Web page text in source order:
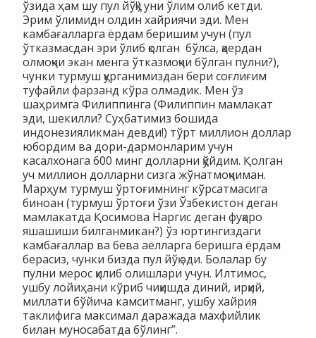
ўзида ҳам шу пул йўқ!) уни ўлим олиб кетди.
Эрим ўлимидн олдин хайриячи эди. Мен
камбағалларга ёрдам беришим учун (пул
ўтказмасдан эри ўлиб қолган бўлса, қаердан
олмоқчи экан менга ўтказмоқчи бўлган пулни?),
чунки турмуш қурганимиздан бери соғлиғим
туфайли фарзанд кўра олмадик. Мен ўз
шаҳримга Филиппинга (Филиппин мамлакат
эди, шекилли? Суҳбатимиз бошида
индонезияликман девди!) тўрт миллион доллар
юбордим ва дори-дармонларим учун
касалхонага 600 минг долларни қўйдим. Қолган
уч миллион долларни сизга жўнатмоқчиман.
Марҳум турмуш ўртоғимнинг кўрсатмасига
биноан (турмуш ўртоғи ўзи Ўзбекистон деган
мамлакатда Қосимова Наргис деган фуқаро
яшашиши билганмикан?) ўз юртингиздаги
камбағаллар ва бева аёлларга беришга ёрдам
берасиз, чунки бизда пул йўқ эди. Болалар бу
пулни мерос қилиб олишлари учун. Илтимос,
ушбу лойиҳани кўриб чиқишда диний, ирқий,
миллати бўйича камситманг, ушбу хайрия
таклифига максимал даражада махфийлик
билан муносабатда бўлинг”.